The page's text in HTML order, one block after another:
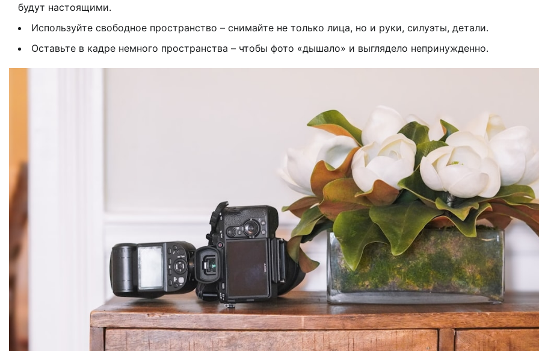
будут настоящими.
Используйте свободное пространство – снимайте не только лица, но и руки, силуэты, детали.
Оставьте в кадре немного пространства – чтобы фото «дышало» и выглядело непринужденно.